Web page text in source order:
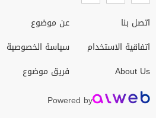
اتصل بنا
اتفاقية الاستخدام
About Us
عن موضوع
سياسة الخصوصية
فريق موضوع
Powered by